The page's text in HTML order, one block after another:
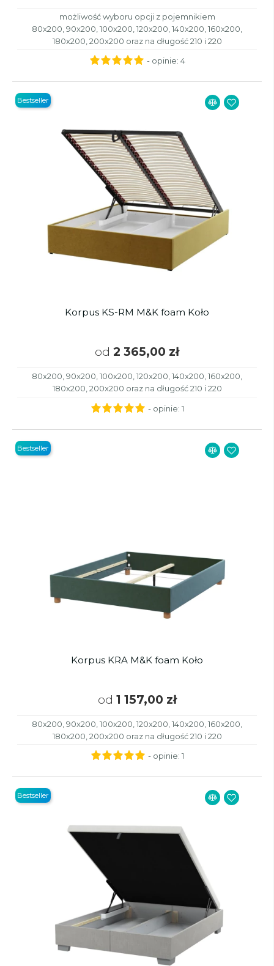
możliwość wyboru opcji z pojemnikiem
80x200, 90x200, 100x200, 120x200, 140x200, 160x200,
180x200, 200x200 oraz na długość 210 i 220
- opinie: 4
Korpus KS-RM M&K foam Koło
od 2 365,00 zł
80x200, 90x200, 100x200, 120x200, 140x200, 160x200,
180x200, 200x200 oraz na długość 210 i 220
Bestseller
- opinie: 1
Korpus KRA M&K foam Koło
od 1 157,00 zł
80x200, 90x200, 100x200, 120x200, 140x200, 160x200,
180x200, 200x200 oraz na długość 210 i 220
Bestseller
- opinie: 1
Bestseller